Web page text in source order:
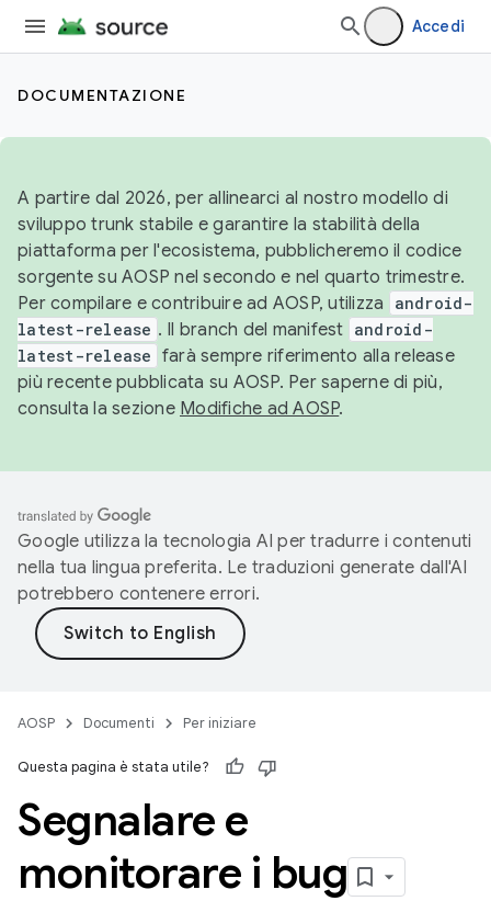
Accedi
DOCUMENTAZIONE
A partire dal 2026, per allinearci al nostro modello di
sviluppo trunk stabile e garantire la stabilità della
piattaforma per l'ecosistema, pubblicheremo il codice
sorgente su AOSP nel secondo e nel quarto trimestre.
Per compilare e contribuire ad AOSP, utilizza
android-
latest-release . Il branch del manifest android-
latest-release farà sempre riferimento alla release
più recente pubblicata su AOSP. Per saperne di più,
consulta la sezione Modifiche ad AOSP.
Google utilizza la tecnologia AI per tradurre i contenuti
nella tua lingua preferita. Le traduzioni generate dall'AI
potrebbero contenere errori.
AOSP Documenti Per iniziare
Questa pagina è stata utile?
Segnalare e
monitorare i bug